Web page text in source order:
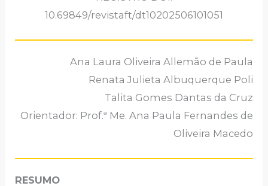
10.69849/revistaft/dt10202506101051
Ana Laura Oliveira Allemão de Paula
Renata Julieta Albuquerque Poli
Talita Gomes Dantas da Cruz
Orientador: Prof.ª Me. Ana Paula Fernandes de
Oliveira Macedo
RESUMO